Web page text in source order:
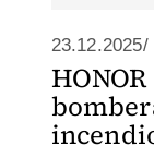
23.12.2025/